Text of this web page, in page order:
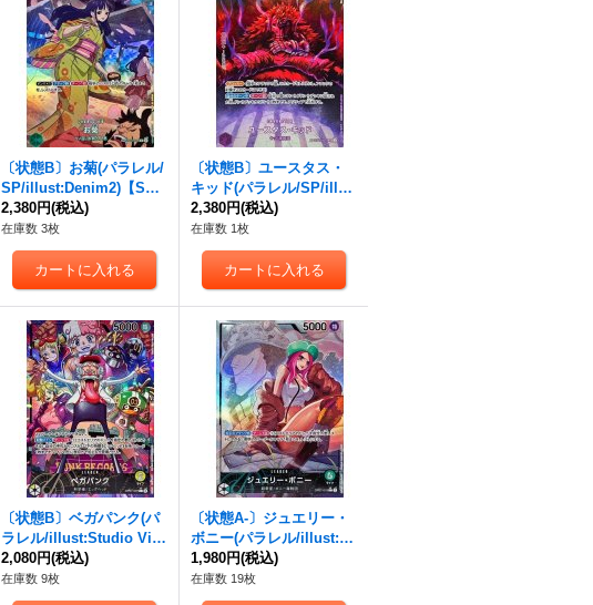
〔状態B〕お菊(パラレル/
SP/illust:Denim2)【S
P】{OP01-035[OP07]}
2,380円(税込)
在庫数 3枚
〔状態B〕ユースタス・
キッド(パラレル/SP/illus
t:Studio Vigor Co.Ltd)
【SP】{OP05-074[OP0
7]}
2,380円(税込)
在庫数 1枚
〔状態B〕ベガパンク(パ
ラレル/illust:Studio Vig
or Co.Ltd)【L/P】{OP07
-097}
2,080円(税込)
在庫数 9枚
〔状態A-〕ジュエリー・
ボニー(パラレル/illust:Ry
uda)【L/P】{OP07-019}
1,980円(税込)
在庫数 19枚